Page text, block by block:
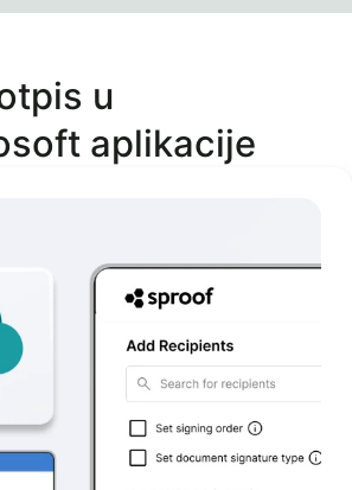
u
aplikacije